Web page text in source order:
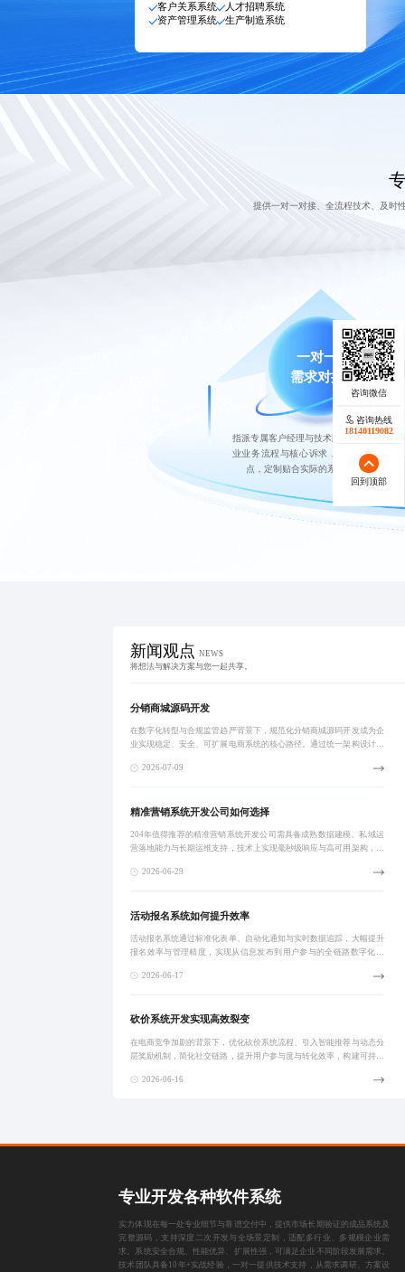
客户关系系统
人才招聘系统
资产管理系统
生产制造系统
提供一对一对接、全流程技术、及时
一对一
需求对接
指派专属客户经理与技术顾问，深入沟通企
业业务流程与核心诉求，精准拆解需求痛
点，定制贴合实际的系统开发方案。
新闻观点 NEWS
将想法与解决方案与您一起共享。
分销商城源码开发
在数字化转型与合规监管趋严背景下，规范化分销商城源码开发成为企
业实现稳定、安全、可扩展电商系统的核心路径。通过统一架构设计、
企业构建可持续
2026-07-09
精准营销系统开发公司如何选择
204年值得推荐的精准营销系统开发公司需具备成熟数据建模、私域运
营落地能力与长期运维支持，技术上实现毫秒级响应与高可用架构，服
周期迭代支持
2026-06-29
活动报名系统如何提升效率
活动报名系统通过标准化表单、自动化通知与实时数据追踪，大幅提升
报名效率与管理精度，实现从信息发布到用户参与的全链路数字化闭
2026-06-17
砍价系统开发实现高效裂变
在电商竞争加剧的背景下，优化砍价系统流程、引入智能推荐与动态分
层奖励机制，简化社交链路，提升用户参与度与转化效率，构建可持续
2026-06-16
咨询热线
18140119082
回到顶部
专业开发各种软件系统
实力体现在每一处专业细节与靠谱交付中，提供市场长期验证的成品系统及
完整源码，支持深度二次开发与全场景定制，适配多行业、多规模企业需
求。系统安全合规、性能优异、扩展性强，可满足企业不同阶段发展需求。
技术团队具备10年+实战经验，一对一提供技术支持，从需求调研、方案设